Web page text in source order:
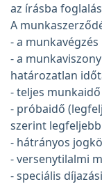
az írásba
A
- a munkavégzés
- a
határozatlan
- teljes
- próbaidő
szerint
- hátrányos
- versenytilalmi
- speciális